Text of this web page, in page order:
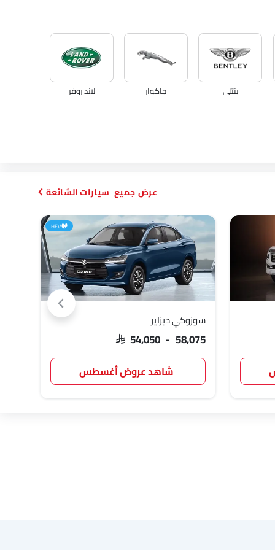
بنتلي جاكوار لاند روفر
أومودا سكاي ويل
أستون مارتن
HEV
سوزوكي ديزاير
SAR 54,050 - 58,075
شاهد عروض أغسطس
سيارات الشائعة